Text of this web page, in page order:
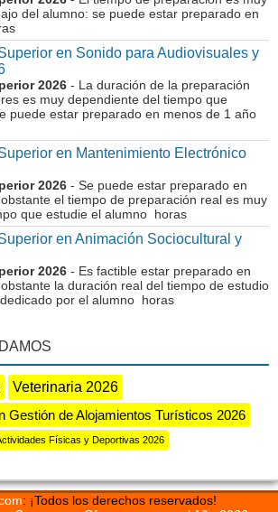
del alumno: se puede estar preparado en
en Sonido para Audiovisuales y
2026 - La duración de la preparación
es muy dependiente del tiempo que
puede estar preparado en menos de 1 año
en Mantenimiento Electrónico
2026 - Se puede estar preparado en
el tiempo de preparación real es muy
que estudie el alumno horas
en Animación Sociocultural y
2026 - Es factible estar preparado en
la duración real del tiempo de estudio
por el alumno horas
Veterinaria 2026
Gestión de Alojamientos Turísticos 2026
Físicas y Deportivas 2026
: ¡Todos los derechos reservados!